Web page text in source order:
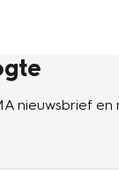
nieuwsbrief en